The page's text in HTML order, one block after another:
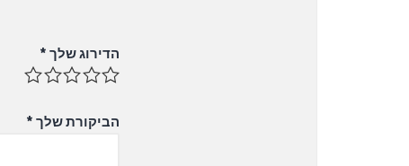
הדירוג שלך *
הביקורת שלך *